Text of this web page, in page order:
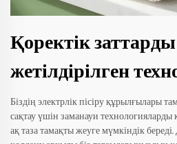
Қоректік
жетілдірілген
Біздің электрлік пісіру құрылғылары
сақтау үшін заманауи
ақ таза тамақты жеуге мүмкіндік береді.